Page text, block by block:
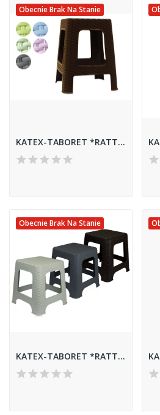
Obecnie Brak Na Stanie
KATEX-TABORET *RATTAN*
Obecnie Brak Na Stanie
KATEX-TABORET *RATTAN* MIDI KOLOR